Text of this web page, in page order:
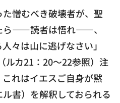
た憎むべき破壊者が、聖
ら――読者は悟れ――、
々は山に逃げなさい」
ルカ21：20～22参照）注
れはイエスご自身が黙
書）を解釈しておられる